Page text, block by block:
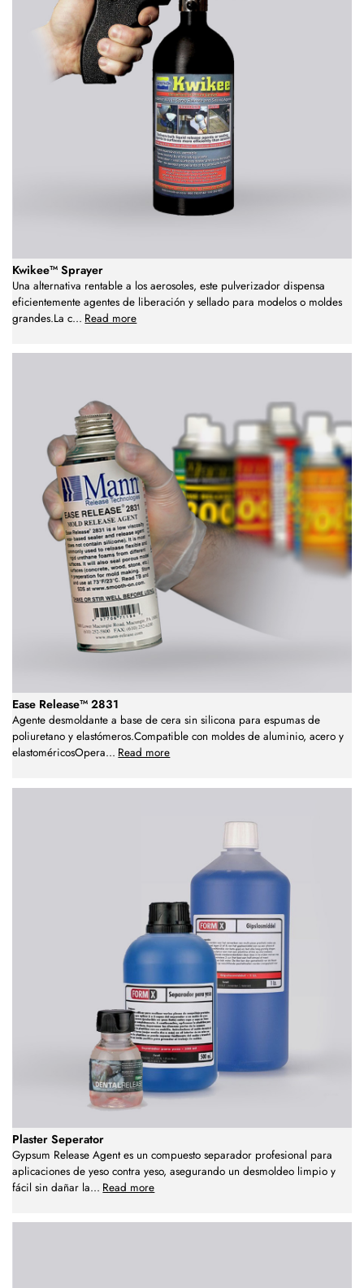
Kwikee™ Sprayer
Una alternativa rentable a los aerosoles, este pulverizador dispensa
eficientemente agentes de liberación y sellado para modelos o moldes
grandes.La c... Read more
Ease Release™ 2831
Agente desmoldante a base de cera sin silicona para espumas de
poliuretano y elastómeros.Compatible con moldes de aluminio, acero y
elastoméricosOpera... Read more
Plaster Seperator
Gypsum Release Agent es un compuesto separador profesional para
aplicaciones de yeso contra yeso, asegurando un desmoldeo limpio y
fácil sin dañar la... Read more